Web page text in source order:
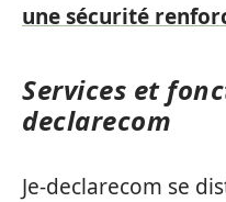
une sécurité
Services et
declarecom
Je-declarecom se